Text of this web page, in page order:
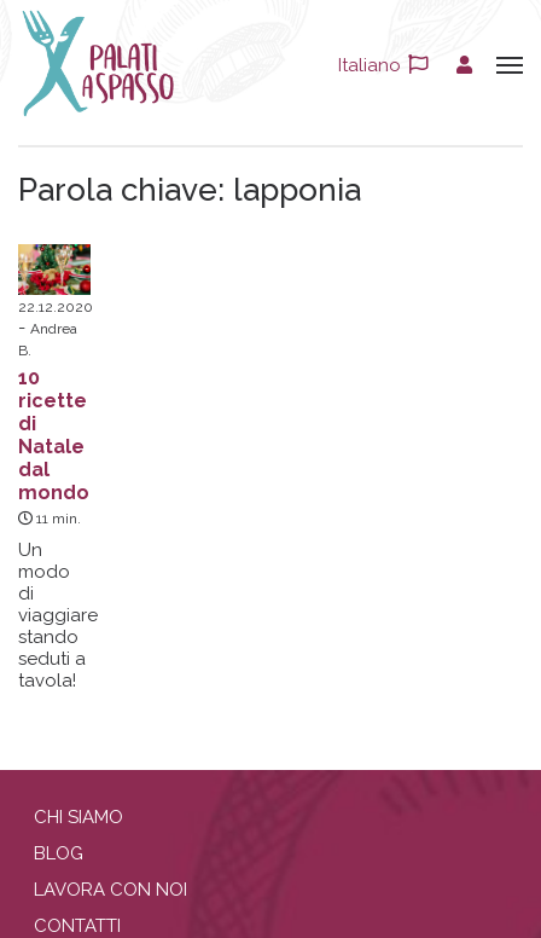
Italiano
Parola chiave: lapponia
22.12.2020
Andrea
B.
10
ricette
di
Natale
dal
mondo
11 min.
Un
modo
di
viaggiare
stando
seduti a
tavola!
CHI SIAMO
BLOG
LAVORA CON NOI
CONTATTI